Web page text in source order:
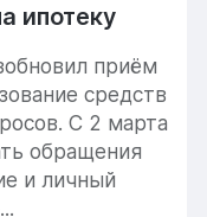
ипотеку
приём
средств
С 2 марта
обращения
и личный